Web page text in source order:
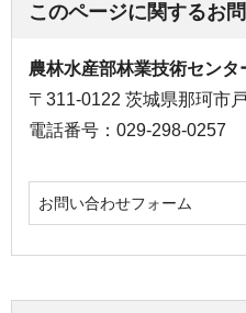
このページに関するお
農林水産部林業技術セン
〒311-0122 茨城県那珂市
電話番号：029-298-0257
お問い合わせフォーム